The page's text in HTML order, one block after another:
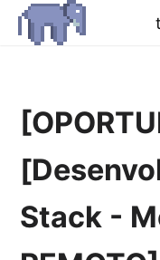
Stack -